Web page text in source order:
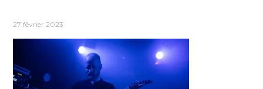
27 février 2023